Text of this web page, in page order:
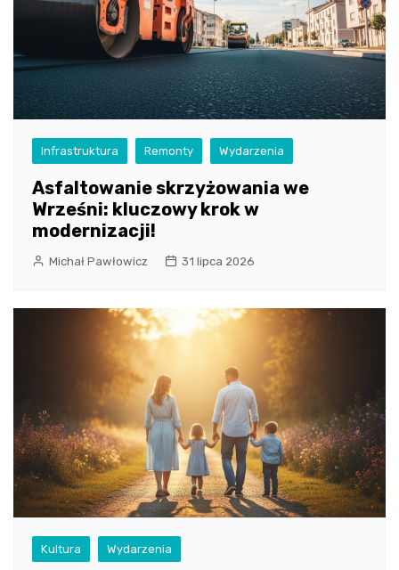
Infrastruktura Remonty Wydarzenia
Asfaltowanie skrzyżowania we
Wrześni: kluczowy krok w
modernizacji!
Michał Pawłowicz 31 lipca 2026
Kultura Wydarzenia